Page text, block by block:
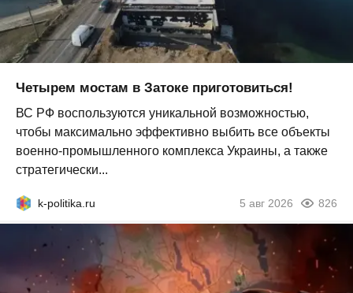
Четырем мостам в Затоке приготовиться!
ВС РФ воспользуются уникальной возможностью,
чтобы максимально эффективно выбить все объекты
военно-промышленного комплекса Украины, а также
стратегически...
k-politika.ru 5 авг 2026 826